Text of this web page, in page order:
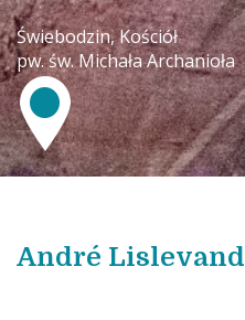
Świebodzin, Kościół
pw. św. Michała Archanioła
André Lislevand